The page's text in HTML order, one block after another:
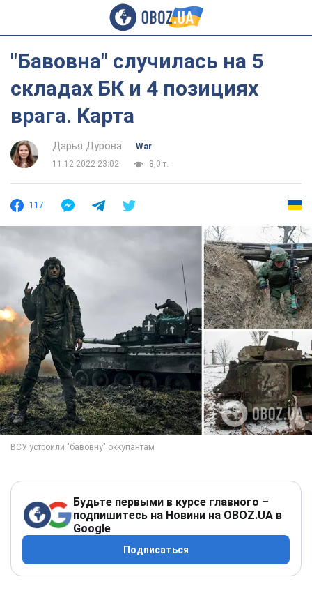
"Бавовна" случилась на 5
складах БК и 4 позициях
врага. Карта
Дарья Дурова
War
11.12.2022 23:02
8,0 т.
117
Будьте первыми в курсе главного –
подпишитесь на Новини на OBOZ.UA в
Google
Подписаться